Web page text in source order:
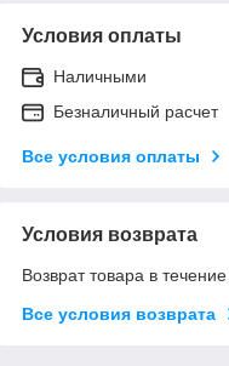
Условия оплаты
Наличными
Безналичный расчет
Все условия оплаты
Условия возврата
Возврат товара в
Все условия возврата